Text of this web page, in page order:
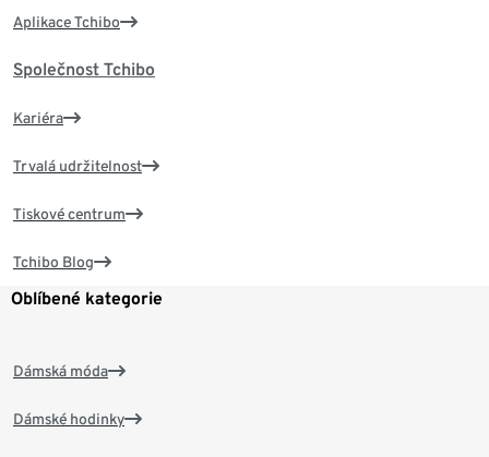
Aplikace Tchibo
Společnost Tchibo
Kariéra
Trvalá udržitelnost
Tiskové centrum
Tchibo Blog
Oblíbené kategorie
Dámská móda
Dámské hodinky